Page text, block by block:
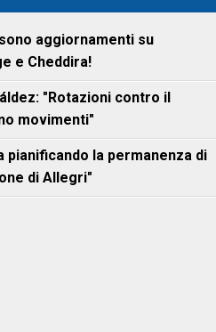
aggiornamenti su
e Cheddira!
"Rotazioni contro il
movimenti"
pianificando la permanenza di
di Allegri"